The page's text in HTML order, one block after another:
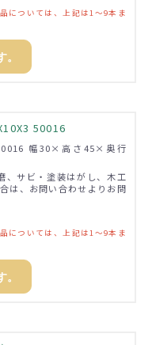
については、上記は1～9本ま
50016
幅30×高さ45×奥行
、サビ・塗装はがし、木工
は、お問い合わせよりお問
については、上記は1～9本ま